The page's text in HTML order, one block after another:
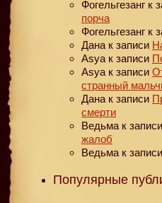
Фогельгезанг к
порча
Фогельгезанг к
Дана к записи
Asya к записи
Asya к записи
странный
Дана к записи
смерти
Ведьма к записи
жалоб
Ведьма к записи
Популярные